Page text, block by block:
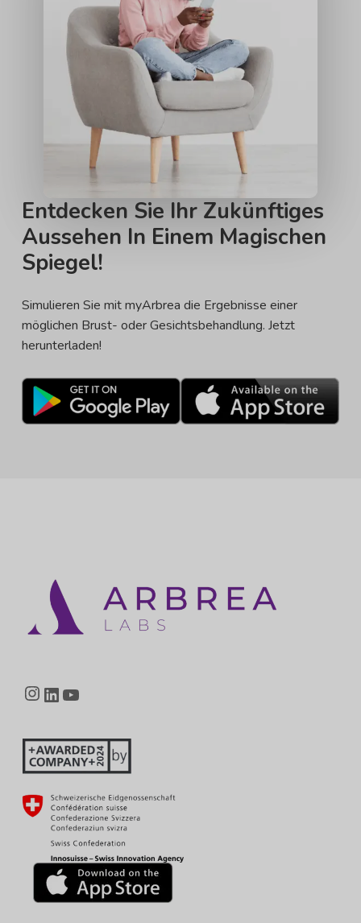
Entdecken Sie Ihr Zukünftiges
Aussehen In Einem Magischen
Spiegel!
Simulieren Sie mit myArbrea die Ergebnisse einer
möglichen Brust- oder Gesichtsbehandlung. Jetzt
herunterladen!
Instagram
LinkedIn